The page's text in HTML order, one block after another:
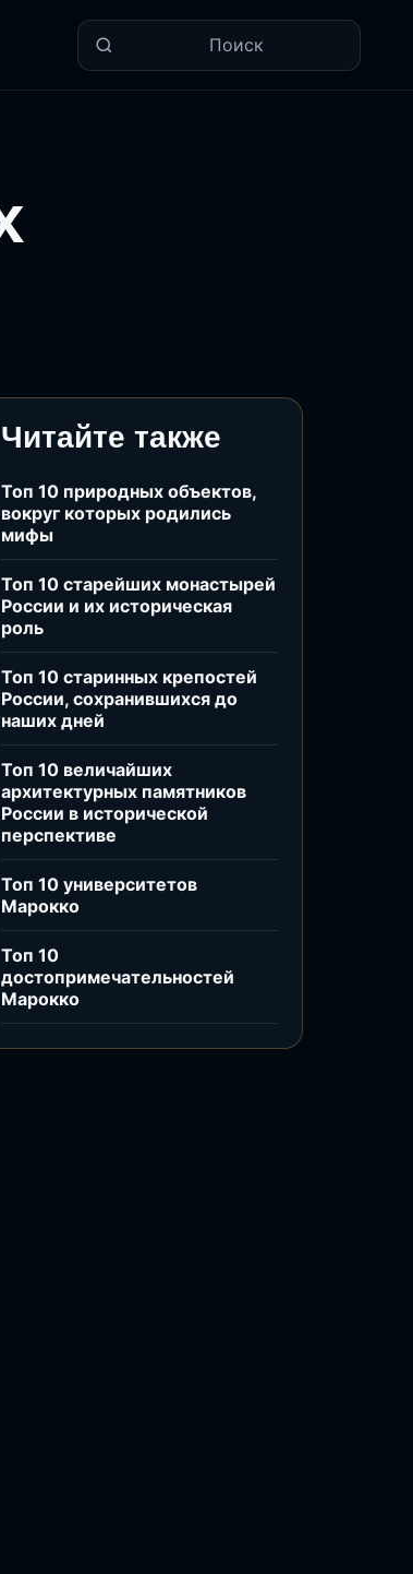
Поиск
Читайте также
Топ 10 природных объектов,
вокруг которых родились
мифы
Топ 10 старейших монастырей
России и их историческая
роль
Топ 10 старинных крепостей
России, сохранившихся до
наших дней
Топ 10 величайших
архитектурных памятников
России в исторической
перспективе
Топ 10 университетов
Марокко
Топ 10
достопримечательностей
Марокко